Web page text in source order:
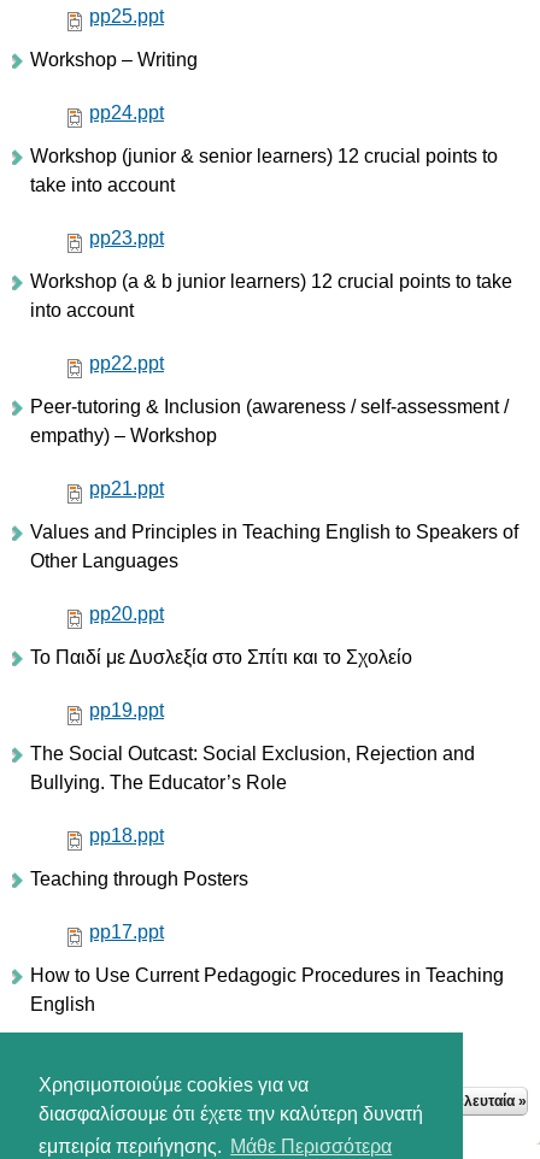
Χρησιμοποιούμε cookies για να
διασφαλίσουμε ότι έχετε την καλύτερη δυνατή
εμπειρία περιήγησης. Μάθε Περισσότερα
pp25.ppt
Workshop – Writing
pp24.ppt
Workshop (junior & senior learners) 12 crucial points to
take into account
pp23.ppt
Workshop (a & b junior learners) 12 crucial points to take
into account
pp22.ppt
Peer-tutoring & Inclusion (awareness / self-assessment /
empathy) – Workshop
pp21.ppt
Values and Principles in Teaching English to Speakers of
Other Languages
pp20.ppt
Το Παιδί με Δυσλεξία στο Σπίτι και το Σχολείο
pp19.ppt
The Social Outcast: Social Exclusion, Rejection and
Bullying. The Educator’s Role
pp18.ppt
Teaching through Posters
pp17.ppt
How to Use Current Pedagogic Procedures in Teaching
English
Σελίδες
1 3 επόμενη › τελευταία »